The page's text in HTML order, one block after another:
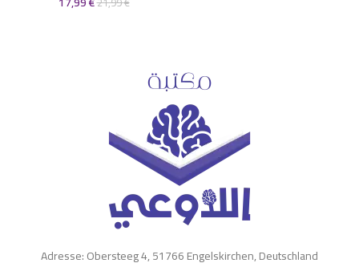
Adresse: Obersteeg 4, 51766 Engelskirchen, Deutschland